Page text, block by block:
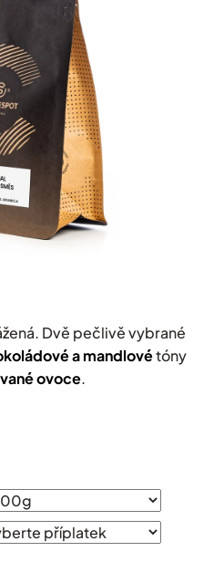
hvězdiček.
Dvě pečlivě vybrané
a mandlovétóny
ovoce.